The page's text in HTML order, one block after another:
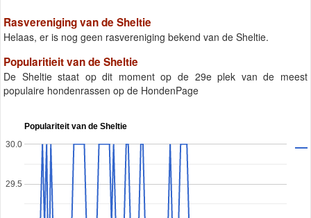
Rasvereniging van de Sheltie
Helaas, er is nog geen rasvereniging bekend van de Sheltie.
Popularitieit van de Sheltie
De Sheltie staat op dit moment op de 29e plek van de meest
populaire hondenrassen op de HondenPage
Populariteit van de Sheltie
29.5
30.0